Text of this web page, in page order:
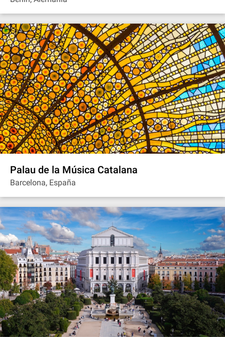
Palau de la Música Catalana
Barcelona, España